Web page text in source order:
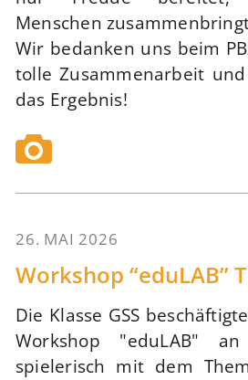
Menschen
Wir bedanken uns beim
tolle Zusammenarbeit
das Ergebnis!
26. MAI 2026
Workshop “eduLAB”
Die Klasse GSS
Workshop "eduLAB"
spielerisch mit dem